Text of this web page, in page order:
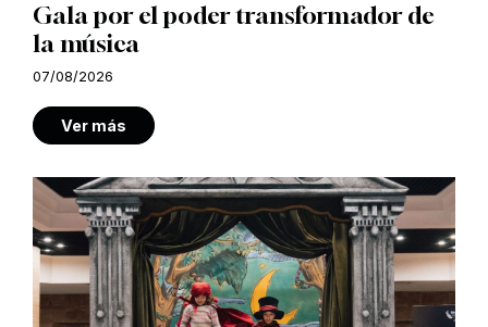
Gala por el poder transformador de
la música
07/08/2026
Ver más